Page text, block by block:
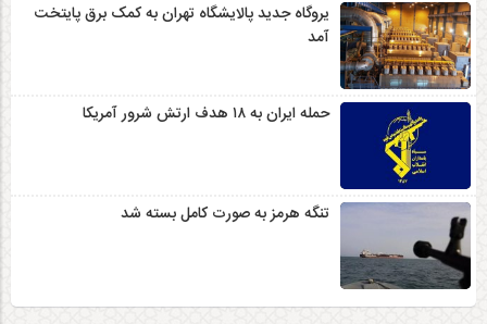
یروگاه جدید پالایشگاه تهران به کمک برق پایتخت
آمد
حمله ایران به ۱۸ هدف ارتش شرور آمریکا
تنگه هرمز به صورت کامل بسته شد